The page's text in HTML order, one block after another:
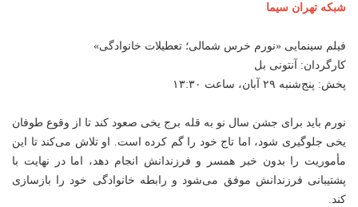
شبکه تهران سیما
فیلم سینمایی «نورم خرس شمالی؛ تعطیلات خانوادگی»
کارگردان: آنتونی بل
پخش: پنج‌شنبه ۲۹ آبان، ساعت ۱۳:۳۰
نورم باید برای جشن سال نو به قله برج یخی صعود کند تا از وقوع طوفان
یخی جلوگیری شود، اما تاج خود را گم کرده است. او تلاش می‌کند تا این
مأموریت را بدون خبر
همسر و فرزندانش انجام دهد، اما در نهایت با
پشتیبانی فرزندانش موفق می‌شود و رابطه خانوادگی خود را بازسازی
کند.